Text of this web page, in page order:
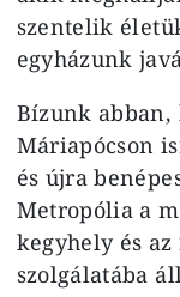
szentelik
egyházunk
Bízunk
Máriapócson
és újra
Metropólia a
kegyhely és
szolgálatába